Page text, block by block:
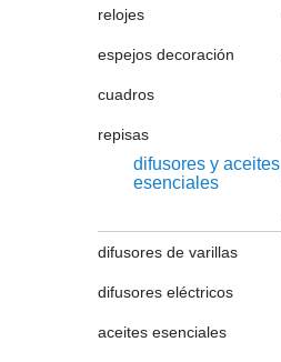
relojes
espejos decoración
cuadros
repisas
difusores y aceites
esenciales
difusores de varillas
difusores eléctricos
aceites esenciales